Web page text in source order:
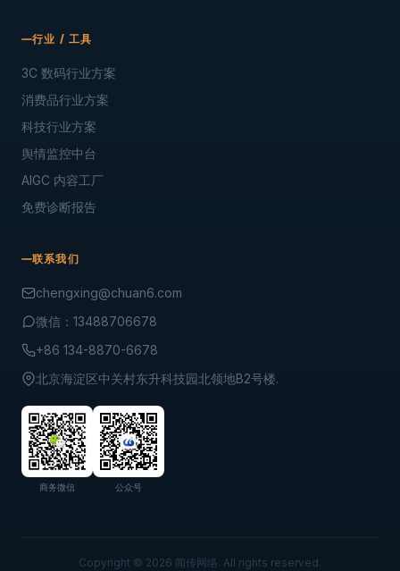
长，助力企业闻传天下。
GEO · SEO · EPR · AIGC
GEO搜索优化
传统SEO优化
品牌公关与舆情
3C 数码行业方案
舆情监控中台
AIGC 内容工厂
免费诊断报告
chengxing@chuan6.com